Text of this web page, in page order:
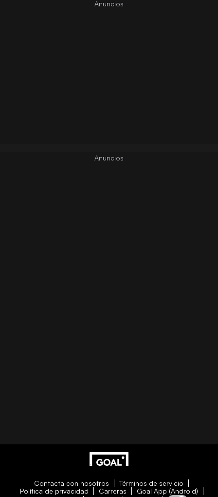
Contacta con nosotros
Términos de servicio
Política de privacidad
Carreras
Goal App (Android)